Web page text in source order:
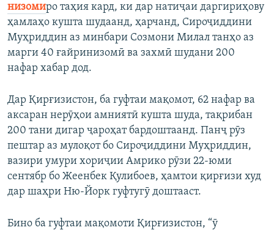
низомиро таҳия кард, ки дар натиҷаи даргириҳову
ҳамлаҳо кушта шудаанд, ҳарчанд, Сироҷиддини
Муҳриддин аз минбари Созмони Милал танҳо аз
марги 40 ғайринизомӣ ва захмӣ шудани 200
нафар хабар дод.
Дар Қирғизистон, ба гуфтаи мақомот, 62 нафар ва
аксаран нерӯҳои амниятӣ кушта шуда, тақрибан
200 тани дигар ҷароҳат бардоштаанд. Панҷ рӯз
пештар аз мулоқот бо Сироҷиддини Муҳриддин,
вазири умури хориҷии Амрико рӯзи 22-юми
сентябр бо Жеенбек Қулибоев, ҳамтои қирғизи худ
дар шаҳри Ню-Йорк гуфтугӯ доштааст.
Бино ба гуфтаи мақомоти Қирғизистон, “ӯ